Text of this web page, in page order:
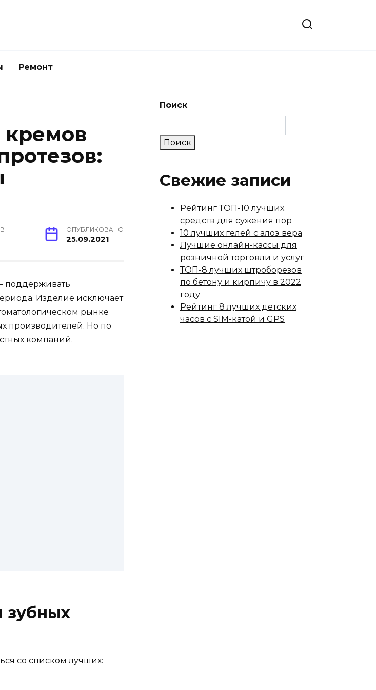
Ремонт
ОПУБЛИКОВАНО
25.09.2021
поддерживать
Изделие исключает
рынке
производителей. Но по
компаний.
зубных
со списком лучших:
Поиск
Поиск
Свежие записи
Рейтинг ТОП-10 лучших
средств для сужения пор
10 лучших гелей с алоэ вера
Лучшие онлайн-кассы для
розничной торговли и услуг
ТОП-8 лучших штроборезов
по бетону и кирпичу в 2022
году
Рейтинг 8 лучших детских
часов с SIM-катой и GPS